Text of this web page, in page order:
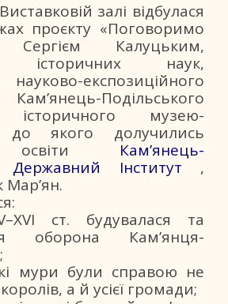
залі відбулася
проєкту «Поговоримо
Калуцьким,
історичних наук,
експозиційного
Подільського
історичного музею-
до якого долучились
освіти Кам’янець-
Державний Інститут ,
Мар’ян.
ст. будувалася та
оборона Кам’янця-
мури були справою не
а й усієї громади;